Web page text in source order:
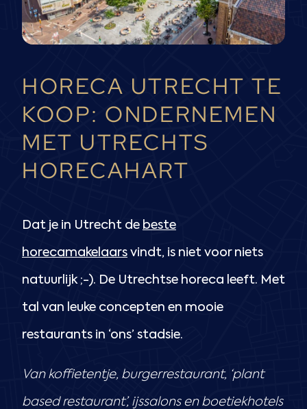
HORECA UTRECHT TE
KOOP: ONDERNEMEN
MET UTRECHTS
HORECAHART
Dat je in Utrecht de beste
horecamakelaars vindt, is niet voor niets
natuurlijk ;-). De Utrechtse horeca leeft. Met
tal van leuke concepten en mooie
restaurants in ‘ons’ stadsie.
Van koffietentje, burgerrestaurant, ‘plant
based restaurant’, ijssalons en boetiekhotels